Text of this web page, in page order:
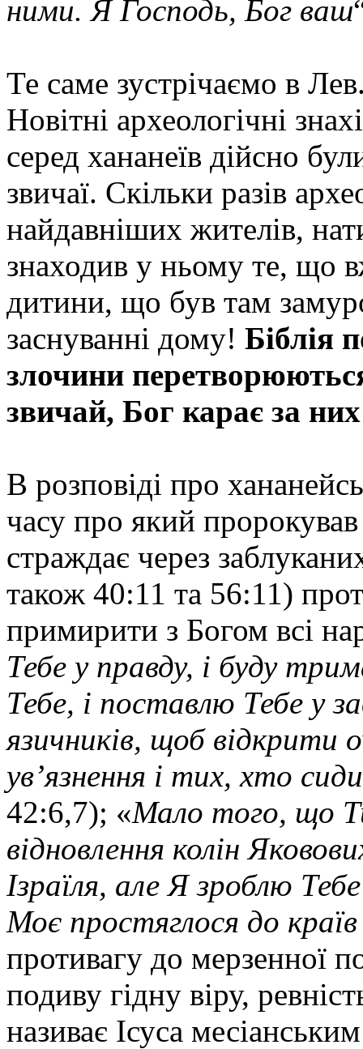
ними. Я Господь, Бог ваш
Те саме зустрічаємо в
Новітні археологічні
серед хананеїв дійсно
звичаї. Скільки разів
найдавніших жителів,
знаходив у ньому те, що
дитини, що був там
заснуванні дому! Біблія
злочини
звичай, Бог карає за
В розповіді про
часу про який
страждає через
також 40:11 та 56:11)
примирити з Богом всі
Тебе у правду, і буду
Тебе, і поставлю Тебе у
язичників, щоб відкрити
ув’язнення і тих, хто
42:6,7); «Мало того, що
відновлення колін
Ізраїля, але Я зроблю
Моє простяглося до країв
противагу до мерзенної
подиву гідну віру,
називає Ісуса